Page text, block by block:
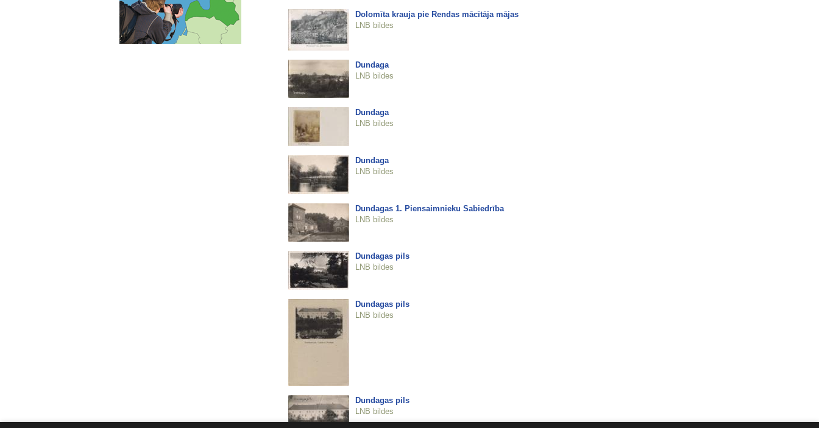
Dolomīta krauja pie Rendas mācītāja mājas
LNB bildes
Dundaga
LNB bildes
Dundaga
LNB bildes
Dundaga
LNB bildes
Dundagas 1. Piensaimnieku Sabiedrība
LNB bildes
Dundagas pils
LNB bildes
Dundagas pils
LNB bildes
Dundagas pils
LNB bildes